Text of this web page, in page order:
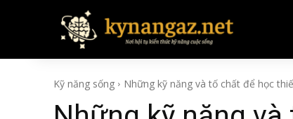
Kỹ năng sống Những kỹ năng và tố chất để học